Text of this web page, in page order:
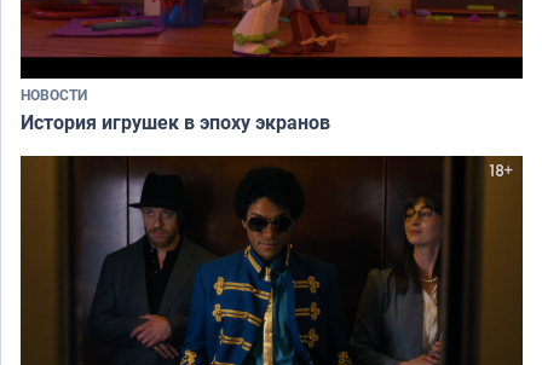
НОВОСТИ
История игрушек в эпоху экранов